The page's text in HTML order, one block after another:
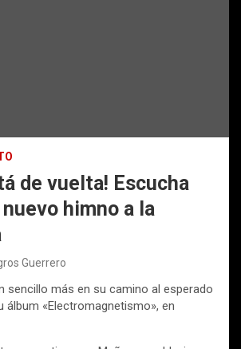
de vuelta! Escucha
nuevo himno a la
Guerrero
sencillo más en su camino al esperado
álbum «Electromagnetismo», en